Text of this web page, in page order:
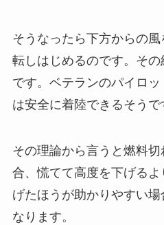
そうなったら下方からの
転しはじめるのです。そ
です。ベテランのパイロ
は安全に着陸できるそうで
その理論から言うと燃料
合、慌てて高度を下げる
げたほうが助かりやすい
なります。